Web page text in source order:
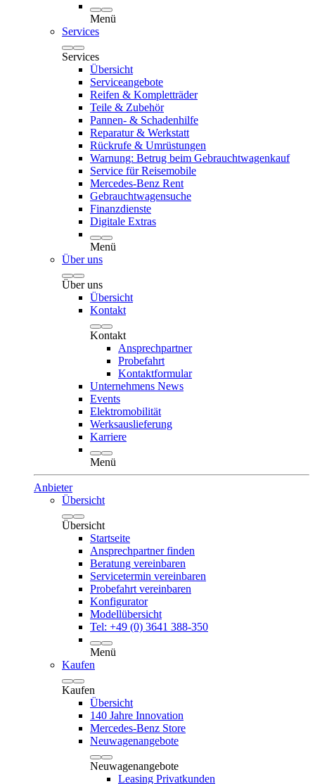
Menü
Services
Services
Übersicht
Serviceangebote
Reifen & Kompletträder
Teile & Zubehör
Pannen- & Schadenhilfe
Reparatur & Werkstatt
Rückrufe & Umrüstungen
Warnung: Betrug beim Gebrauchtwagenkauf
Service für Reisemobile
Mercedes-Benz Rent
Gebrauchtwagensuche
Finanzdienste
Digitale Extras
Menü
Über uns
Über uns
Übersicht
Kontakt
Kontakt
Ansprechpartner
Probefahrt
Kontaktformular
Unternehmens News
Events
Elektromobilität
Werksauslieferung
Karriere
Menü
Anbieter
Übersicht
Übersicht
Startseite
Ansprechpartner finden
Beratung vereinbaren
Servicetermin vereinbaren
Probefahrt vereinbaren
Konfigurator
Modellübersicht
Tel: +49 (0) 3641 388-350
Menü
Kaufen
Kaufen
Übersicht
140 Jahre Innovation
Mercedes-Benz Store
Neuwagenangebote
Neuwagenangebote
Leasing Privatkunden